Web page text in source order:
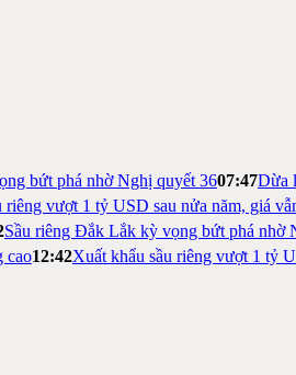
bứt phá nhờ Nghị quyết 3607:47Dừa
riêng vượt 1 tỷ USD sau nửa năm, giá
Sầu riêng Đắk Lắk kỳ vọng bứt phá nhờ
cao12:42Xuất khẩu sầu riêng vượt 1 tỷ